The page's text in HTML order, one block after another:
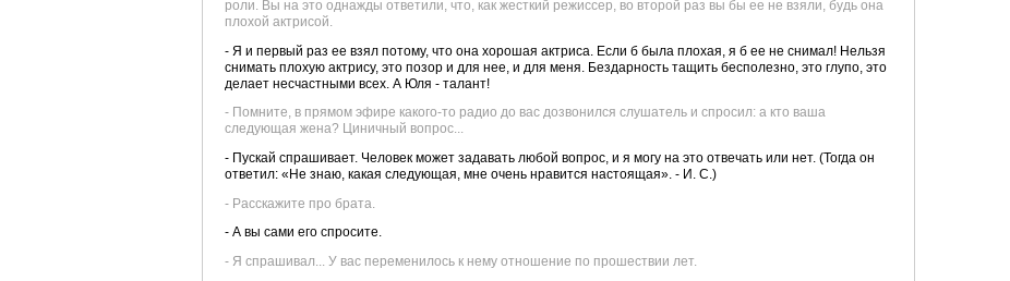
роли. Вы на это однажды ответили, что, как жесткий режиссер, во второй раз вы бы ее не взяли, будь она
плохой актрисой.
- Я и первый раз ее взял потому, что она хорошая актриса. Если б была плохая, я б ее не снимал! Нельзя
снимать плохую актрису, это позор и для нее, и для меня. Бездарность тащить бесполезно, это глупо, это
делает несчастными всех. А Юля - талант!
- Помните, в прямом эфире какого-то радио до вас дозвонился слушатель и спросил: а кто ваша
следующая жена? Циничный вопрос...
- Пускай спрашивает. Человек может задавать любой вопрос, и я могу на это отвечать или нет. (Тогда он
ответил: «Не знаю, какая следующая, мне очень нравится настоящая». - И. С.)
- Расскажите про брата.
- А вы сами его спросите.
- Я спрашивал... У вас переменилось к нему отношение по прошествии лет.